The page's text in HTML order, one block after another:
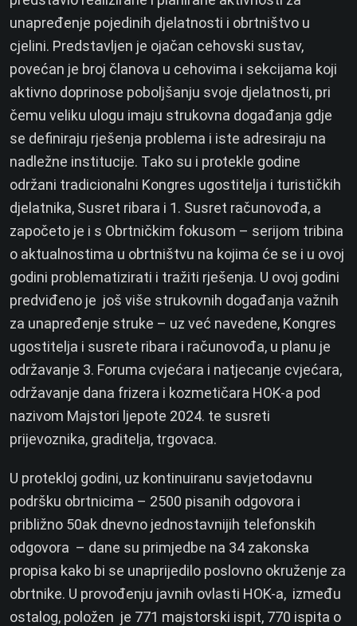
unapređenje pojedinih djelatnosti i obrtništvo u
cjelini. Predstavljen je ojačan cehovski sustav,
povećan je broj članova u cehovima i sekcijama koji
aktivno doprinose poboljšanju svoje djelatnosti, pri
čemu veliku ulogu imaju strukovna događanja gdje
se definiraju rješenja problema i iste adresiraju na
nadležne institucije. Tako su i protekle godine
održani tradicionalni Kongres ugostitelja i turističkih
djelatnika, Susret ribara i 1. Susret računovođa, a
započeto je i s Obrtničkim fokusom – serijom tribina
o aktualnostima u obrtništvu na kojima će se i u ovoj
godini problematizirati i tražiti rješenja. U ovoj godini
predviđeno je još više strukovnih događanja važnih
za unapređenje struke – uz već navedene, Kongres
ugostitelja i susrete ribara i računovođa, u planu je
održavanje 3. Foruma cvjećara i natjecanje cvjećara,
održavanje dana frizera i kozmetičara HOK-a pod
nazivom Majstori ljepote 2024. te susreti
prijevoznika, graditelja, trgovaca.
U protekloj godini, uz kontinuiranu savjetodavnu
podršku obrtnicima – 2500 pisanih odgovora i
približno 50ak dnevno jednostavnijih telefonskih
odgovora – dane su primjedbe na 34 zakonska
propisa kako bi se unaprijedilo poslovno okruženje za
obrtnike. U provođenju javnih ovlasti HOK-a, između
ostalog, položen je 771 majstorski ispit, 770 ispita o